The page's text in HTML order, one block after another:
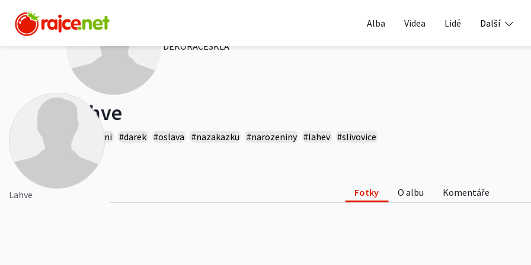
Alba Videa Lidé
Další
DEKORACESKLA
Lahve
#originalni #darek #oslava #nazakazku #narozeniny #lahev #slivovice
Více
Lahve Fotky O albu Komentáře